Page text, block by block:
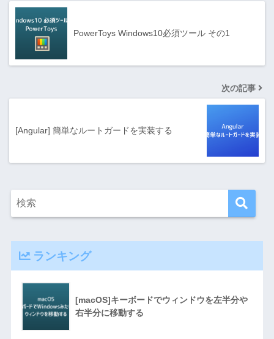
PowerToys Windows10必須ツール その1
次の記事
[Angular] 簡単なルートガードを実装する
ランキング
[macOS]キーボードでウィンドウを左半分や
右半分に移動する